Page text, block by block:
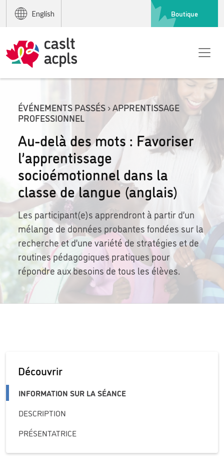
English Boutique
ÉVÉNEMENTS PASSÉS › APPRENTISSAGE
PROFESSIONNEL
Au-delà des mots : Favoriser
l’apprentissage
socioémotionnel dans la
classe de langue (anglais)
Les participant(e)s apprendront à partir d’un
mélange de données probantes fondées sur la
recherche et d’une variété de stratégies et de
routines pédagogiques pratiques pour
répondre aux besoins de tous les élèves.
Découvrir
INFORMATION SUR LA SÉANCE
DESCRIPTION
PRÉSENTATRICE